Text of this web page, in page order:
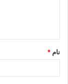
*
نام *